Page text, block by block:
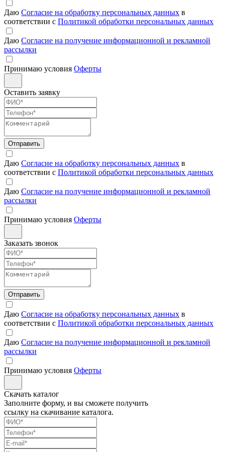
Даю Согласие на обработку персональных данных в
соответствии с Политикой обработки персональных данных
Даю Согласие на получение информационной и рекламной
рассылки
Принимаю условия Оферты
Оставить заявку
Отправить
Даю Согласие на обработку персональных данных в
соответствии с Политикой обработки персональных данных
Даю Согласие на получение информационной и рекламной
рассылки
Принимаю условия Оферты
Заказать звонок
Отправить
Даю Согласие на обработку персональных данных в
соответствии с Политикой обработки персональных данных
Даю Согласие на получение информационной и рекламной
рассылки
Принимаю условия Оферты
Скачать каталог
Заполните форму, и вы сможете получить
ссылку на скачивание каталога.